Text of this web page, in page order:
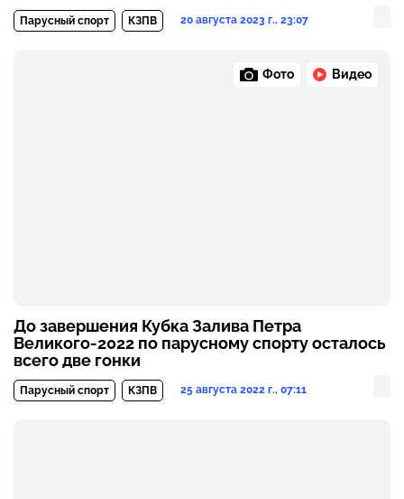
Парусный спорт КЗПВ 20 августа 2023 г., 23:07
Фото Видео
До завершения Кубка Залива Петра
Великого-2022 по парусному спорту осталось
всего две гонки
Парусный спорт КЗПВ 25 августа 2022 г., 07:11